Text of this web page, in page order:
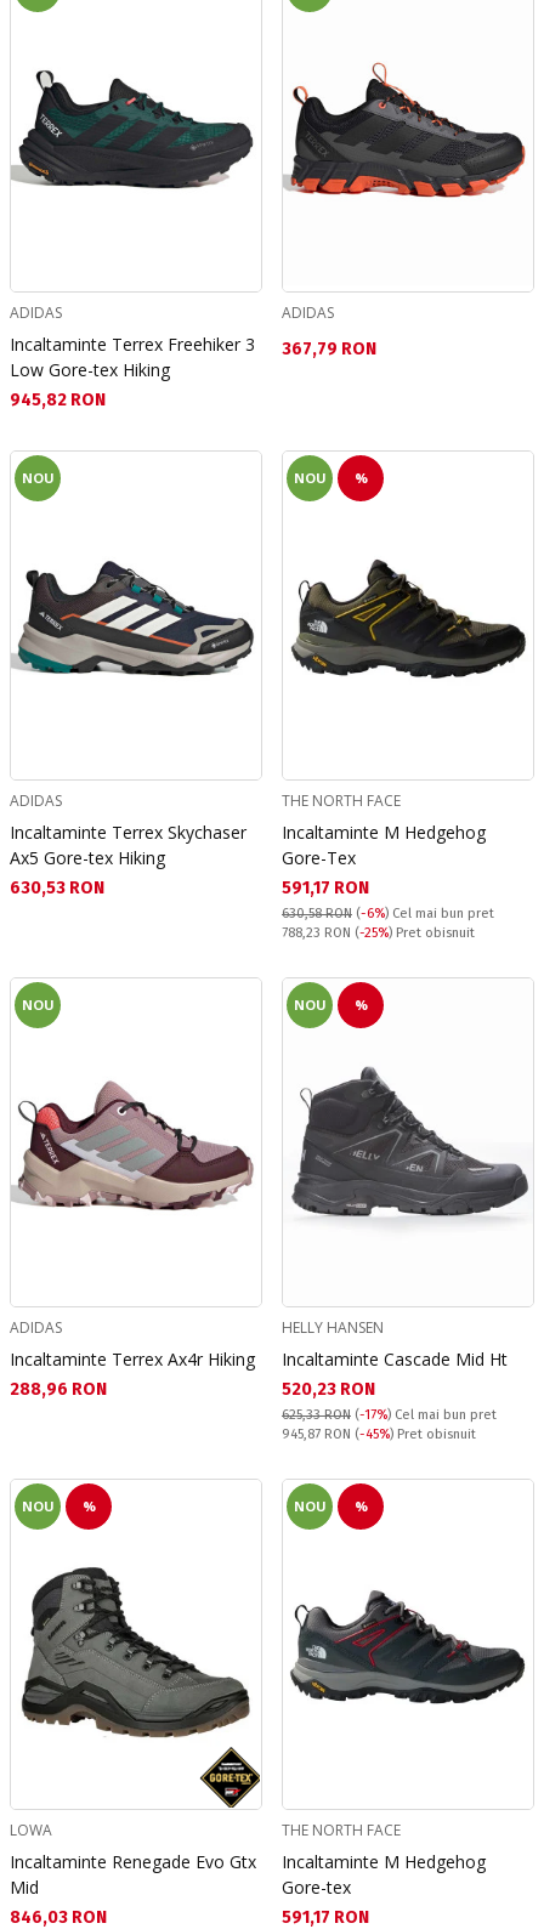
ADIDAS
Incaltaminte Terrex Freehiker 3
Low Gore-tex Hiking
Текуща цена:
945,82 RON
ADIDAS
Текуща цена:
367,79 RON
NOU
ADIDAS
Incaltaminte Terrex Skychaser
Ax5 Gore-tex Hiking
Текуща цена:
630,53 RON
NOU %
THE NORTH FACE
Incaltaminte M Hedgehog
Gore-Tex
Текуща цена:
591,17 RON
630,58 RON (-6%) Cel mai bun pret
Pret obisnuit:
788,23 RON (-25%) Pret obisnuit
NOU
ADIDAS
Incaltaminte Terrex Ax4r Hiking
Текуща цена:
288,96 RON
NOU %
HELLY HANSEN
Incaltaminte Cascade Mid Ht
Текуща цена:
520,23 RON
625,33 RON (-17%) Cel mai bun pret
Pret obisnuit:
945,87 RON (-45%) Pret obisnuit
NOU %
LOWA
Incaltaminte Renegade Evo Gtx
Mid
Текуща цена:
846,03 RON
NOU %
THE NORTH FACE
Incaltaminte M Hedgehog
Gore-tex
Текуща цена:
591,17 RON